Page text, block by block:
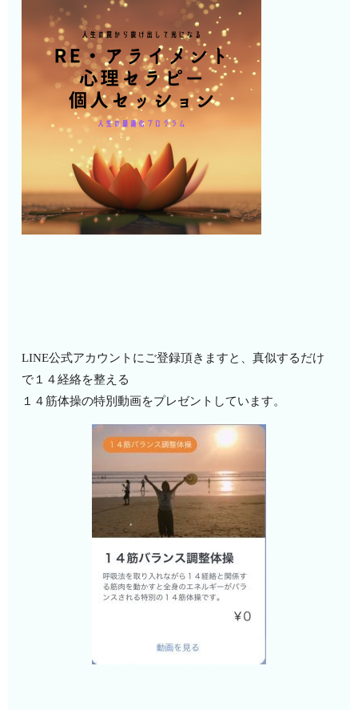
LINE公式アカウントにご登録頂きますと、真似するだけ
で１４経絡を整える
１４筋体操の特別動画をプレゼントしています。